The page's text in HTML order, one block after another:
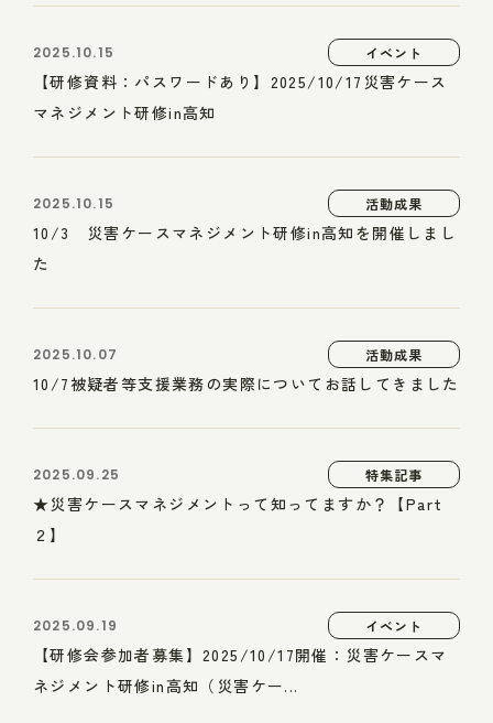
2025.10.15 イベント
【研修資料：パスワードあり】2025/10/17災害ケース
マネジメント研修in高知
2025.10.15 活動成果
10/3 災害ケースマネジメント研修in高知を開催しまし
た
2025.10.07 活動成果
10/7被疑者等支援業務の実際についてお話してきました
2025.09.25 特集記事
★災害ケースマネジメントって知ってますか？【Part
２】
2025.09.19 イベント
【研修会参加者募集】2025/10/17開催：災害ケースマ
ネジメント研修in高知（災害ケー...